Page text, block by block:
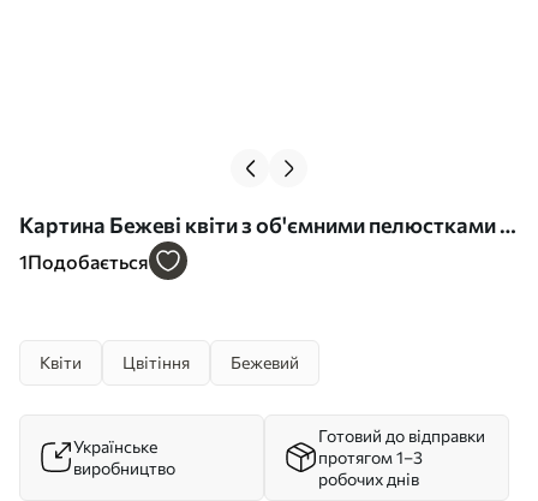
Картина Бежеві квіти з об'ємними пелюстками в
пастельних тонах Арт. s44337
1Подобається
Квіти Цвітіння Бежевий
Українське
виробництво
Готовий до відправки
протягом 1–3
робочих днів